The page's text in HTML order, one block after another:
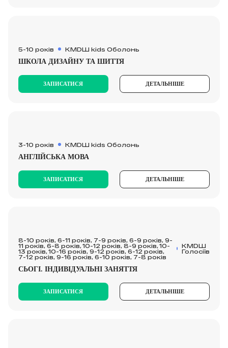
5-10 років KMDШ kids Оболонь
ШКОЛА ДИЗАЙНУ ТА ШИТТЯ
ЗАПИСАТИСЯ ДЕТАЛЬНІШЕ
3-10 років KMDШ kids Оболонь
АНГЛІЙСЬКА МОВА
ЗАПИСАТИСЯ ДЕТАЛЬНІШЕ
8-10 років, 6-11 років, 7-9 років, 6-9 років, 9-
11 років, 6-8 років, 10-12 років, 8-9 років, 10-
13 років, 10-16 років, 9-12 років, 6-12 років,
7-12 років, 9-16 років, 6-10 років, 7-8 років
КМDШ
Голосіїв
СЬОГІ. ІНДИВІДУАЛЬНІ ЗАНЯТТЯ
ЗАПИСАТИСЯ ДЕТАЛЬНІШЕ